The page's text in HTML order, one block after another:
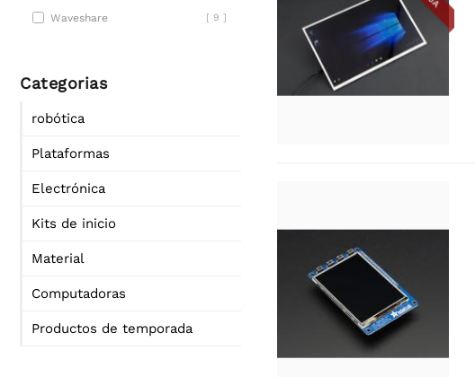
Waveshare [ 9 ]
Categorias
robótica
Plataformas
Electrónica
Kits de inicio
Material
Computadoras
Productos de temporada